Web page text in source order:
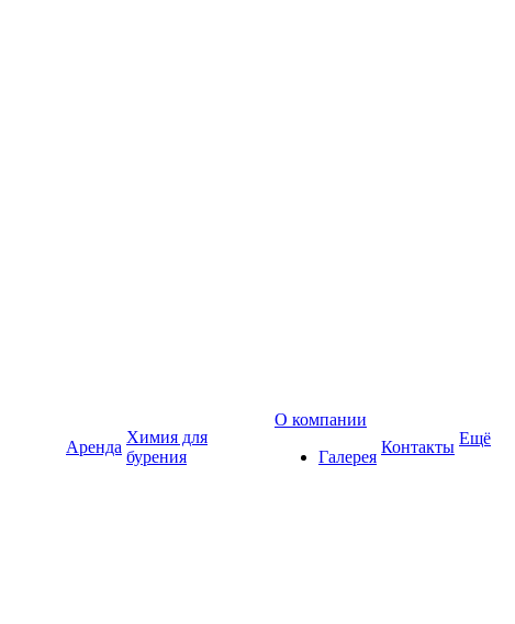
Аренда
Химия для
бурения
О компании
Галерея
Контакты Ещё